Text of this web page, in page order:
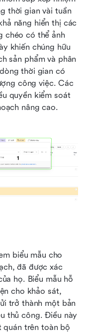
thời gian vài tuần
năng hiển thị các
chéo có thể ảnh
khiến chúng hữu
sản phẩm và phân
thời gian có
công việc. Các
quyền kiểm soát
nâng cao.
biểu mẫu cho
đã được xác
họ. Biểu mẫu hỗ
cho khảo sát,
trở thành một bản
thủ công. Điều này
quán trên toàn bộ